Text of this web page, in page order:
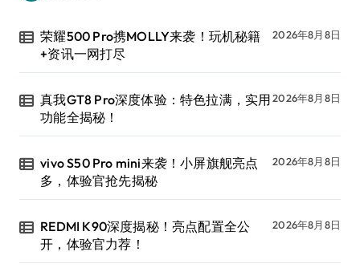
荣耀500 Pro携MOLLY来袭！玩机秘籍
+资讯一网打尽
2026年8月8日
真我GT8 Pro深度体验：特色拉满，实用
功能全揭秘！
2026年8月8日
vivo S50 Pro mini来袭！小屏旗舰亮点
多，体验官抢先揭秘
2026年8月8日
REDMI K90深度揭秘！亮点配置全公
开，体验官力荐！
2026年8月8日